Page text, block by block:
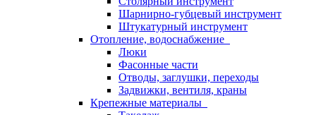
Шарнирно-губцевый инструмент
Штукатурный инструмент
Отопление, водоснабжение
Люки
Фасонные части
Отводы, заглушки, переходы
Задвижки, вентиля, краны
Крепежные материалы